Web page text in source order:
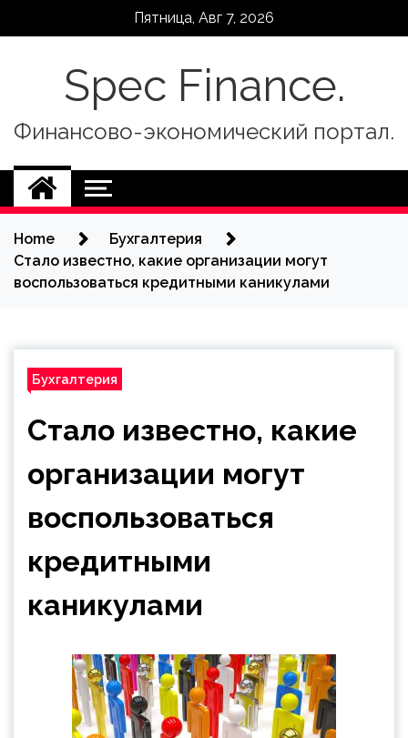
Пятница, Авг 7, 2026
Spec Finance.
Финансово-экономический портал.
Home
Бухгалтерия
Стало известно, какие организации могут
воспользоваться кредитными каникулами
Бухгалтерия
Стало известно, какие
организации могут
воспользоваться
кредитными
каникулами